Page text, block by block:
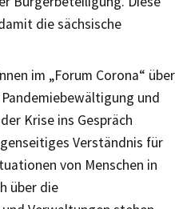
die sächsische
im „Forum Corona“ über
und
Krise ins Gespräch
Verständnis für
von Menschen in
über die